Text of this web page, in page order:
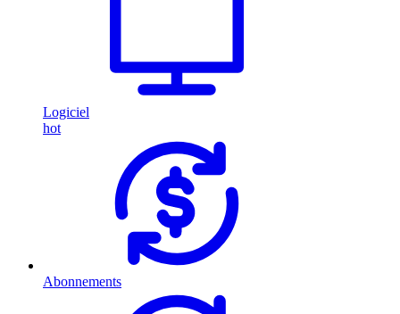
Logiciel
hot
Abonnements